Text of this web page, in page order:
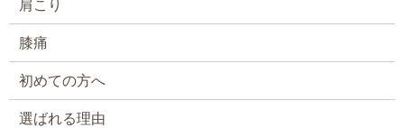
肩こり
膝痛
初めての方へ
選ばれる理由